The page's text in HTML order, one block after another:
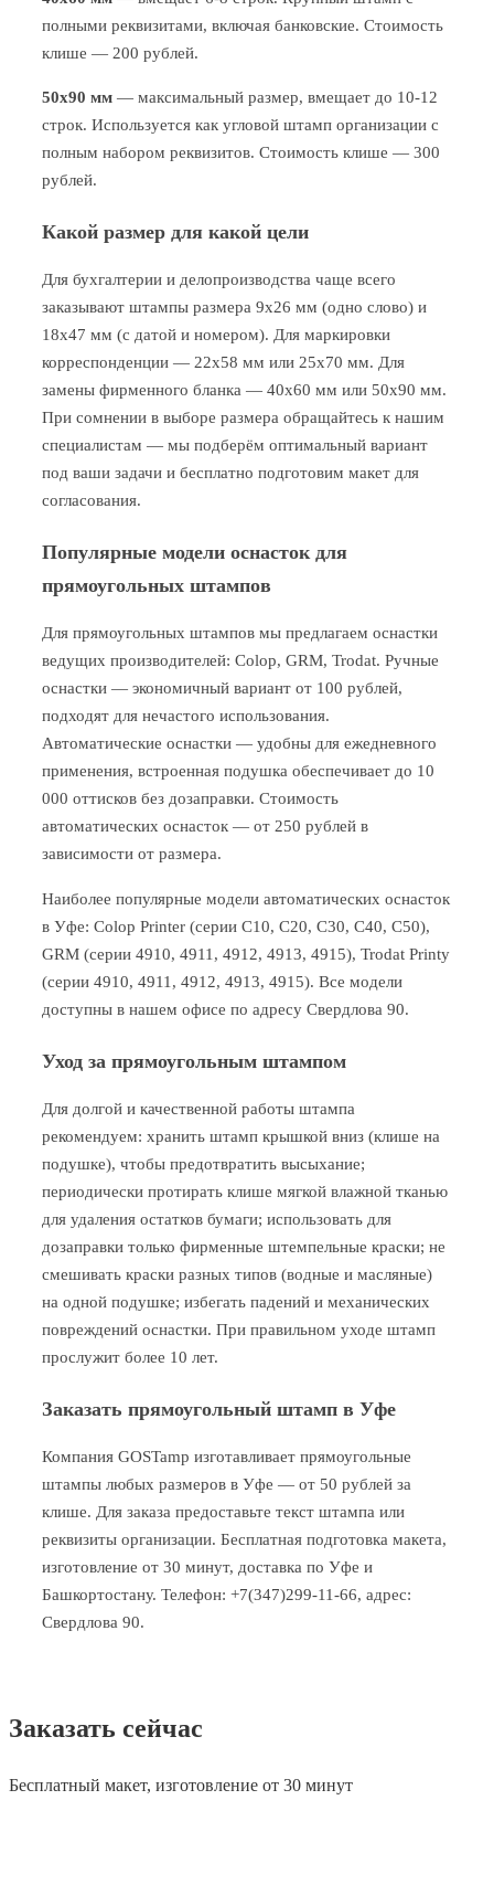
полными реквизитами, включая банковские. Стоимость
клише — 200 рублей.
50x90 мм — максимальный размер, вмещает до 10-12
строк. Используется как угловой штамп организации с
полным набором реквизитов. Стоимость клише — 300
рублей.
Какой размер для какой цели
Для бухгалтерии и делопроизводства чаще всего
заказывают штампы размера 9x26 мм (одно слово) и
18x47 мм (с датой и номером). Для маркировки
корреспонденции — 22x58 мм или 25x70 мм. Для
замены фирменного бланка — 40x60 мм или 50x90 мм.
При сомнении в выборе размера обращайтесь к нашим
специалистам — мы подберём оптимальный вариант
под ваши задачи и бесплатно подготовим макет для
согласования.
Популярные модели оснасток для
прямоугольных штампов
Для прямоугольных штампов мы предлагаем оснастки
ведущих производителей: Colop, GRM, Trodat. Ручные
оснастки — экономичный вариант от 100 рублей,
подходят для нечастого использования.
Автоматические оснастки — удобны для ежедневного
применения, встроенная подушка обеспечивает до 10
000 оттисков без дозаправки. Стоимость
автоматических оснасток — от 250 рублей в
зависимости от размера.
Наиболее популярные модели автоматических оснасток
в Уфе: Colop Printer (серии C10, C20, C30, C40, C50),
GRM (серии 4910, 4911, 4912, 4913, 4915), Trodat Printy
(серии 4910, 4911, 4912, 4913, 4915). Все модели
доступны в нашем офисе по адресу Свердлова 90.
Уход за прямоугольным штампом
Для долгой и качественной работы штампа
рекомендуем: хранить штамп крышкой вниз (клише на
подушке), чтобы предотвратить высыхание;
периодически протирать клише мягкой влажной тканью
для удаления остатков бумаги; использовать для
дозаправки только фирменные штемпельные краски; не
смешивать краски разных типов (водные и масляные)
на одной подушке; избегать падений и механических
повреждений оснастки. При правильном уходе штамп
прослужит более 10 лет.
Заказать прямоугольный штамп в Уфе
Компания GOSTamp изготавливает прямоугольные
штампы любых размеров в Уфе — от 50 рублей за
клише. Для заказа предоставьте текст штампа или
реквизиты организации. Бесплатная подготовка макета,
изготовление от 30 минут, доставка по Уфе и
Башкортостану. Телефон: +7(347)299-11-66, адрес:
Свердлова 90.
Заказать сейчас
Бесплатный макет, изготовление от 30 минут